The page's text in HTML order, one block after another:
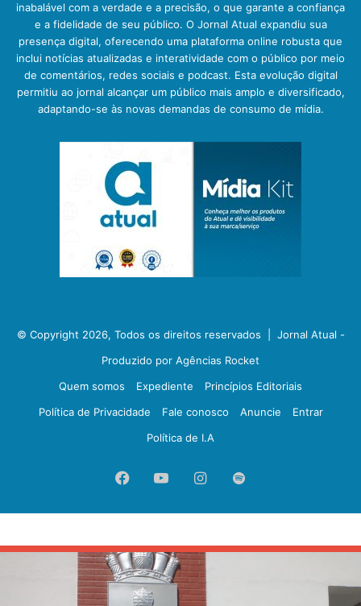
inabalável com a verdade e a precisão, o que garante a confiança
e a fidelidade de seu público. O Jornal Atual expandiu sua
presença digital, oferecendo uma plataforma online robusta que
inclui notícias atualizadas e interatividade com o público por meio
de comentários, redes sociais e podcast. Esta evolução digital
permitiu ao jornal alcançar um público mais amplo e diversificado,
adaptando-se às novas demandas de consumo de mídia.
© Copyright 2026, Todos os direitos reservados | Jornal Atual -
Produzido por Agências Rocket
Quem somos
Expediente
Princípios Editoriais
Política de Privacidade
Fale conosco Anuncie
Entrar
Política de I.A
FacebookYouTubeInstagram
Spotify